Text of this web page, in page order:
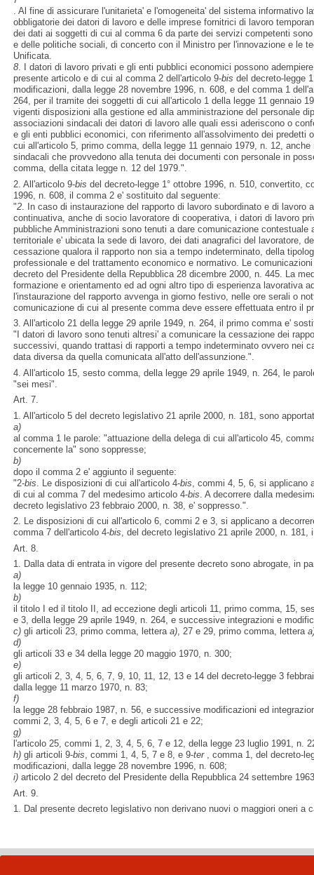
. Al fine di assicurare l'unitarieta' e l'omogeneita' del sistema informativo
obbligatorie dei datori di lavoro e delle imprese fornitrici di lavoro
dei dati ai soggetti di cui al comma 6 da parte dei servizi competenti
e delle politiche sociali, di concerto con il Ministro per l'innovazione e le
Unificata.
8. I datori di lavoro privati e gli enti pubblici economici possono
presente articolo e di cui al comma 2 dell'articolo 9-bis del decreto-legge
modificazioni, dalla legge 28 novembre 1996, n. 608, e del comma 1
264, per il tramite dei soggetti di cui all'articolo 1 della legge 11 gennaio
vigenti disposizioni alla gestione ed alla amministrazione del personale
associazioni sindacali dei datori di lavoro alle quali essi aderiscono o
e gli enti pubblici economici, con riferimento all'assolvimento dei predetti
cui all'articolo 5, primo comma, della legge 11 gennaio 1979, n. 12,
sindacali che provvedono alla tenuta dei documenti con personale in
comma, della citata legge n. 12 del 1979.".
2. All'articolo 9-bis del decreto-legge 1° ottobre 1996, n. 510, convertito,
1996, n. 608, il comma 2 e' sostituito dal seguente:
"2 . In caso di instaurazione del rapporto di lavoro subordinato e di lavoro
continuativa, anche di socio lavoratore di cooperativa, i datori di lavoro
pubbliche Amministrazioni sono tenuti a dare comunicazione
territoriale e' ubicata la sede di lavoro, dei dati anagrafici del lavoratore,
cessazione qualora il rapporto non sia a tempo indeterminato, della
professionale e del trattamento economico e normativo. Le
decreto del Presidente della Repubblica 28 dicembre 2000, n. 445. La
formazione e orientamento ed ad ogni altro tipo di esperienza lavorativa
l'instaurazione del rapporto avvenga in giorno festivo, nelle ore serali o
comunicazione di cui al presente comma deve essere effettuata entro il
3. All'articolo 21 della legge 29 aprile 1949, n. 264, il primo comma e'
"I datori di lavoro sono tenuti altresi' a comunicare la cessazione dei
successivi, quando trattasi di rapporti a tempo indeterminato ovvero nei
data diversa da quella comunicata all'atto dell'assunzione.".
4. All'articolo 15, sesto comma, della legge 29 aprile 1949, n. 264, le
"sei mesi".
Art. 7.
1. All'articolo 5 del decreto legislativo 21 aprile 2000, n. 181, sono
a)
al comma 1 le parole: "attuazione della delega di cui all'articolo 45,
concernente la" sono soppresse;
b)
dopo il comma 2 e' aggiunto il seguente:
"2-bis . Le disposizioni di cui all'articolo 4-bis , commi 4, 5, 6, si applicano
di cui al comma 7 del medesimo articolo 4-bis . A decorrere dalla
decreto legislativo 23 febbraio 2000, n. 38, e' soppresso.".
2. Le disposizioni di cui all'articolo 6, commi 2 e 3, si applicano a
comma 7 dell'articolo 4-bis, del decreto legislativo 21 aprile 2000, n. 181,
Art. 8.
1. Dalla data di entrata in vigore del presente decreto sono abrogate, in
a)
la legge 10 gennaio 1935, n. 112;
b)
il titolo I ed il titolo II, ad eccezione degli articoli 11, primo comma, 15,
e 3, della legge 29 aprile 1949, n. 264, e successive integrazioni e
c) gli articoli 23, primo comma, lettera a), 27 e 29, primo comma, lettera
d)
gli articoli 33 e 34 della legge 20 maggio 1970, n. 300;
e)
gli articoli 2, 3, 4, 5, 6, 7, 9, 10, 11, 12, 13 e 14 del decreto-legge 3
dalla legge 11 marzo 1970, n. 83;
f)
la legge 28 febbraio 1987, n. 56, e successive modificazioni ed
commi 2, 3, 4, 5, 6 e 7, e degli articoli 21 e 22;
g)
l'articolo 25, commi 1, 2, 3, 4, 5, 6, 7 e 12, della legge 23 luglio 1991, n.
h) gli articoli 9-bis, commi 1, 4, 5, 7 e 8, e 9-ter, comma 1, del decreto-
modificazioni, dalla legge 28 novembre 1996, n. 608;
i) articolo 2 del decreto del Presidente della Repubblica 24 settembre
Art. 9.
1. Dal presente decreto legislativo non derivano nuovi o maggiori oneri a